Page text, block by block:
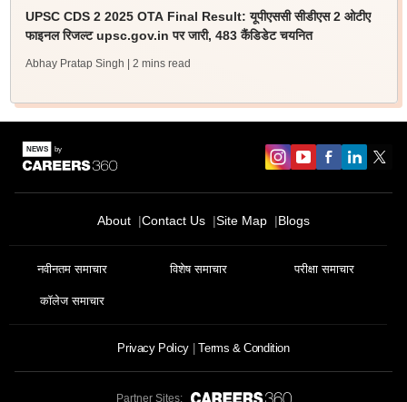
UPSC CDS 2 2025 OTA Final Result: यूपीएससी सीडीएस 2 ओटीए
फाइनल रिजल्ट upsc.gov.in पर जारी, 483 कैंडिडेट चयनित
Abhay Pratap Singh | 2 mins read
About Contact Us Site Map Blogs
नवीनतम समाचार विशेष समाचार परीक्षा समाचार
कॉलेज समाचार
Privacy Policy Terms & Condition
Partner Sites: